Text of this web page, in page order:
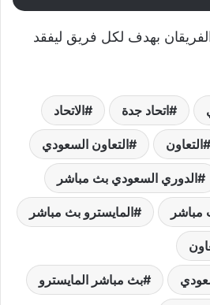
الفريقان بهدف لكل فريق ليفقد
اتحاد جدة الاتحاد
التعاون التعاون السعودي
الدوري السعودي بث مباشر
مباشر المايسترو بث مباشر
بث مباشر المايسترو